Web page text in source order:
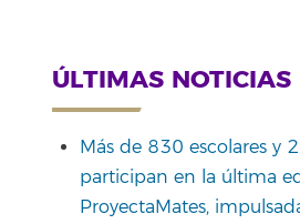
ÚLTIMAS NOTICIAS
Más de 830 escolares y
participan en la última
ProyectaMates,